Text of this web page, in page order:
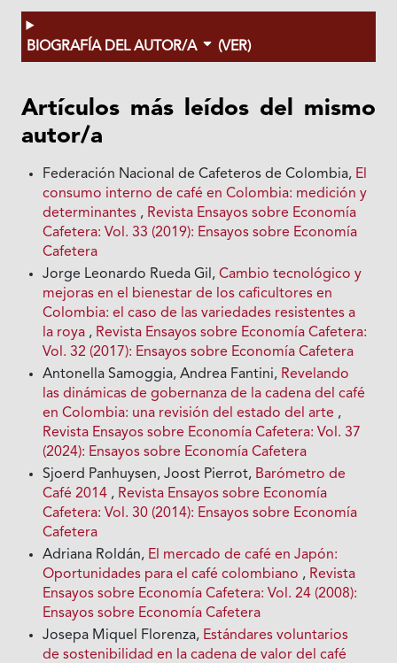
BIOGRAFÍA DEL AUTOR/A (VER)
Artículos más leídos del mismo
autor/a
Federación Nacional de Cafeteros de Colombia, El
consumo interno de café en Colombia: medición y
determinantes , Revista Ensayos sobre Economía
Cafetera: Vol. 33 (2019): Ensayos sobre Economía
Cafetera
Jorge Leonardo Rueda Gil,Cambio tecnológico y
mejoras en el bienestar de los caficultores en
Colombia: el caso de las variedades resistentes a
la roya , Revista Ensayos sobre Economía Cafetera:
Vol. 32 (2017): Ensayos sobre Economía Cafetera
Antonella Samoggia, Andrea Fantini, Revelando
las dinámicas de gobernanza de la cadena del café
en Colombia: una revisión del estado del arte ,
Revista Ensayos sobre Economía Cafetera: Vol. 37
(2024): Ensayos sobre Economía Cafetera
Sjoerd Panhuysen, Joost Pierrot, Barómetro de
Café 2014 , Revista Ensayos sobre Economía
Cafetera: Vol. 30 (2014): Ensayos sobre Economía
Cafetera
Adriana Roldán, El mercado de café en Japón:
Oportunidades para el café colombiano , Revista
Ensayos sobre Economía Cafetera: Vol. 24 (2008):
Ensayos sobre Economía Cafetera
Josepa Miquel Florenza, Estándares voluntarios
de sostenibilidad en la cadena de valor del café